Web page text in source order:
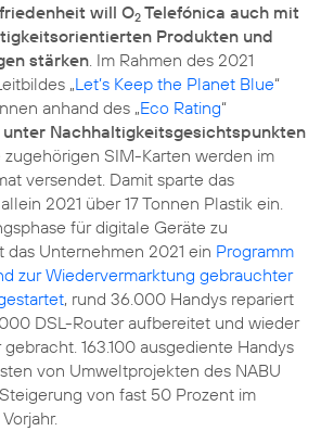
will O2 Telefónica auch mit
Produkten und
stärken. Im Rahmen des 2021
„Let’s Keep the Planet Blue“
anhand des „Eco Rating“
Nachhaltigkeitsgesichtspunkten
zugehörigen SIM-Karten werden im
versendet. Damit sparte das
2021 über 17 Tonnen Plastik ein.
für digitale Geräte zu
das Unternehmen 2021 ein Programm
zur Wiedervermarktung gebrauchter
, rund 36.000 Handys repariert
DSL-Router aufbereitet und wieder
163.100 ausgediente Handys
von Umweltprojekten des NABU
von fast 50 Prozent im